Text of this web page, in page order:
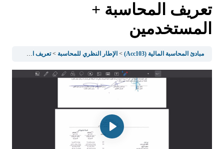
تعريف المحاسبة +
المستخدمين
مبادئ المحاسبة المالية (Acc103) الإطار النظري للمحاسبة تعريف المحاسبة + المستخدمين